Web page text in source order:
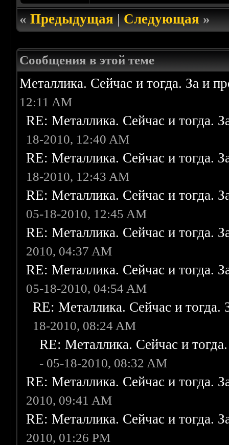
«Предыдущая|Следующая»
Сообщения в этой теме
Металлика. Сейчас и тогда. За и
12:11 AM
RE: Металлика. Сейчас и тогда.
18-2010, 12:40 AM
RE: Металлика. Сейчас и тогда.
18-2010, 12:43 AM
RE: Металлика. Сейчас и тогда.
05-18-2010, 12:45 AM
RE: Металлика. Сейчас и тогда.
2010, 04:37 AM
RE: Металлика. Сейчас и тогда.
05-18-2010, 04:54 AM
RE: Металлика. Сейчас и
18-2010, 08:24 AM
RE: Металлика. Сейчас и
- 05-18-2010, 08:32 AM
RE: Металлика. Сейчас и тогда.
2010, 09:41 AM
RE: Металлика. Сейчас и тогда.
2010, 01:26 PM